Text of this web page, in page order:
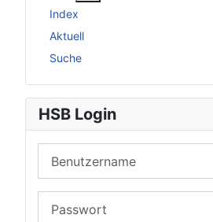
Index
Aktuell
Suche
HSB Login